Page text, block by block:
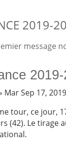
2019-
message
Mar Sep 17,
tour, ce jour,
(42). Le tirage